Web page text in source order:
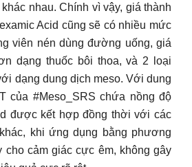
nhau. Chính vì vậy, giá thành
Acid cũng sẽ có nhiều mức
viên nén dùng đường uống, giá
dạng thuốc bôi thoa, và 2 loại
dạng dung dịch meso. Với dung
của #Meso_SRS chứa nồng độ
được kết hợp đồng thời với các
khi ứng dụng bằng phương
cho cảm giác cực êm, không gây